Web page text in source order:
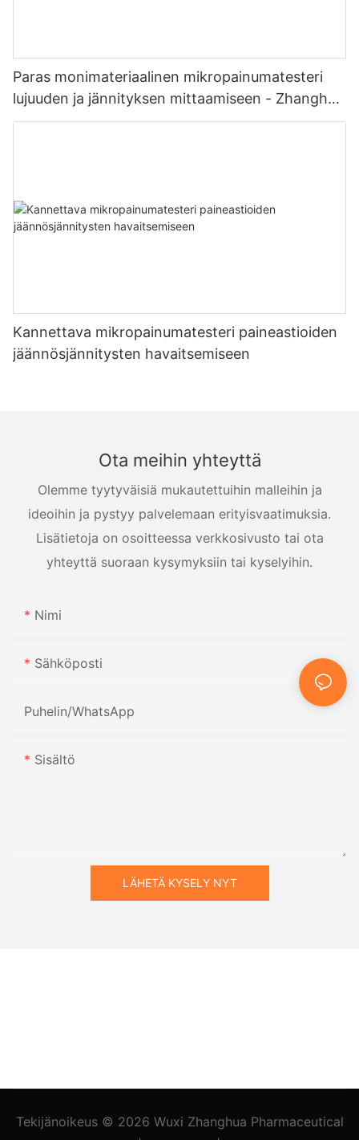
Paras monimateriaalinen mikropainumatesteri
lujuuden ja jännityksen mittaamiseen - Zhanghua
Dryer
Kannettava mikropainumatesteri paineastioiden
jäännösjännitysten havaitsemiseen
Ota meihin yhteyttä
Olemme tyytyväisiä mukautettuihin malleihin ja
ideoihin ja pystyy palvelemaan erityisvaatimuksia.
Lisätietoja on osoitteessa verkkosivusto tai ota
yhteyttä suoraan kysymyksiin tai kyselyihin.
Nimi
Sähköposti
Puhelin/WhatsApp
Sisältö
LÄHETÄ KYSELY NYT
Tekijänoikeus © 2026 Wuxi Zhanghua Pharmaceutical